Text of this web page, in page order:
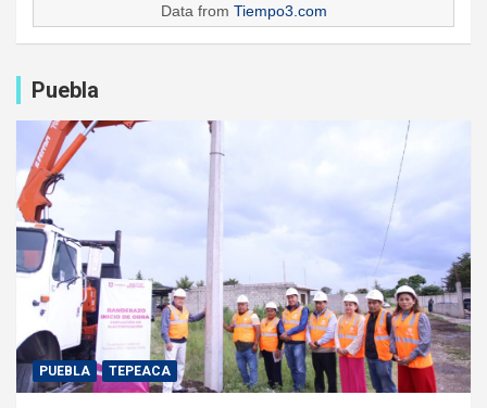
Data from Tiempo3.com
Puebla
PUEBLA TEPEACA